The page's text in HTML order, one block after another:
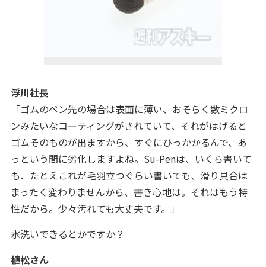
浮川社長
「ゴムのペン先の場合は表面に薄い、おそらく数ミクロ
ンみたいなコーティングがされていて、それがはげると
ゴムそのものが出ますから、すぐにひっかかるんで、あ
っという間に劣化しますよね。Su-Penは、いくら書いて
も、たとえこれが毛羽立つぐらい書いても、滑り具合は
まったく変わりませんから、書き心地は。それはもう特
性だから。少々汚れても大丈夫です。」
――水洗いできるとかですか？
植松さん